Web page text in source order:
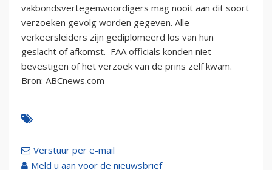
vakbondsvertegenwoordigers mag nooit aan dit soort
verzoeken gevolg worden gegeven. Alle
verkeersleiders zijn gediplomeerd los van hun
geslacht of afkomst. FAA officials konden niet
bevestigen of het verzoek van de prins zelf kwam.
Bron: ABCnews.com
Verstuur per e-mail
Meld u aan voor de nieuwsbrief